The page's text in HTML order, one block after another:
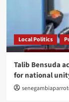
Local Politics
Talib Bensuda
for national